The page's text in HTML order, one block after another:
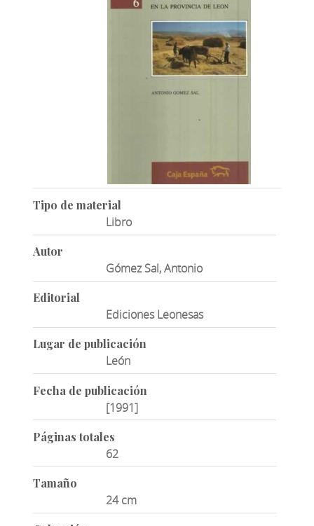
Tipo de material
Libro
Autor
Gómez Sal, Antonio
Editorial
Ediciones Leonesas
Lugar de publicación
León
Fecha de publicación
[1991]
Páginas totales
62
Tamaño
24 cm